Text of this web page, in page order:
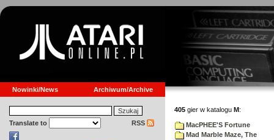
Nowinki/News Archiwum/Archive
Translate to RSS
405 gier w katalogu M:
MacPHEE'S Fortune
Mad Marble Maze, The